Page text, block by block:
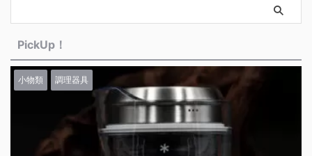
PickUp！
小物類 調理器具